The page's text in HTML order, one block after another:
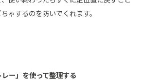
ゃするのを防いでくれます。
ー」を使って整理する